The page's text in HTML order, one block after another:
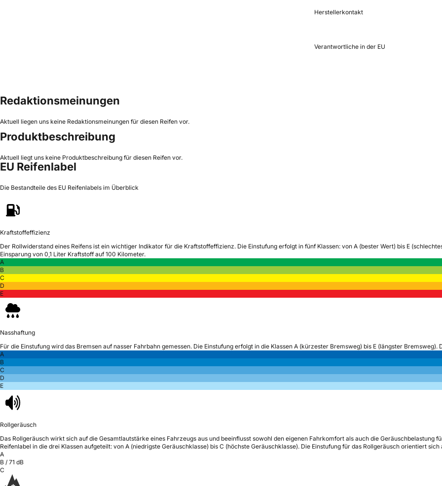
Herstellerkontakt
Verantwortliche in der EU
Redaktionsmeinungen
Aktuell liegen uns keine Redaktionsmeinungen für diesen Reifen vor.
Produktbeschreibung
Aktuell liegt uns keine Produktbeschreibung für diesen Reifen vor.
EU Reifenlabel
Die Bestandteile des EU Reifenlabels im Überblick
Kraftstoffeffizienz
Der Rollwiderstand eines Reifens ist ein wichtiger Indikator für die Kraftstoffeffizienz. Die Einstufung erfolgt in fünf Klassen: von A (bester Wert) bis E
Einsparung von 0,1 Liter Kraftstoff auf 100 Kilometer.
A
B
C
D
E
Nasshaftung
Für die Einstufung wird das Bremsen auf nasser Fahrbahn gemessen. Die Einstufung erfolgt in die Klassen A (kürzester Bremsweg) bis E (längster
A
B
C
D
E
Rollgeräusch
Das Rollgeräusch wirkt sich auf die Gesamtlautstärke eines Fahrzeugs aus und beeinflusst sowohl den eigenen Fahrkomfort als auch die Geräuschbelastung
Reifenlabel in die drei Klassen aufgeteilt: von A (niedrigste Geräuschklasse) bis C (höchste Geräuschklasse). Die Einstufung für das Rollgeräusch orientiert sich
A
B / 71 dB
C